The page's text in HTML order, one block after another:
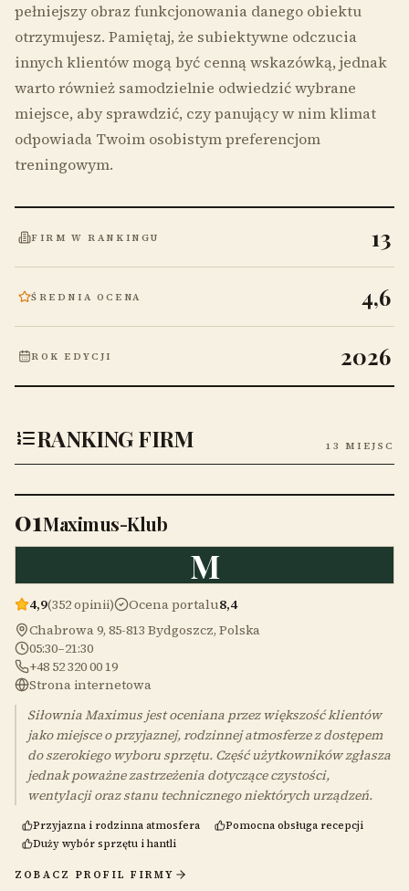
pełniejszy obraz funkcjonowania danego obiektu
otrzymujesz. Pamiętaj, że subiektywne odczucia
innych klientów mogą być cenną wskazówką, jednak
warto również samodzielnie odwiedzić wybrane
miejsce, aby sprawdzić, czy panujący w nim klimat
odpowiada Twoim osobistym preferencjom
treningowym.
FIRM W RANKINGU 13
ŚREDNIA OCENA 4,6
ROK EDYCJI 2026
RANKING FIRM 13 MIEJSC
01Maximus-Klub
M
4,9(352 opinii) Ocena portalu8,4
Chabrowa 9, 85-813 Bydgoszcz, Polska
05:30–21:30
+48 52 320 00 19
Strona internetowa
Siłownia Maximus jest oceniana przez większość klientów
jako miejsce o przyjaznej, rodzinnej atmosferze z dostępem
do szerokiego wyboru sprzętu. Część użytkowników zgłasza
jednak poważne zastrzeżenia dotyczące czystości,
wentylacji oraz stanu technicznego niektórych urządzeń.
Przyjazna i rodzinna atmosfera
Pomocna obsługa recepcji
Duży wybór sprzętu i hantli
ZOBACZ PROFIL FIRMY